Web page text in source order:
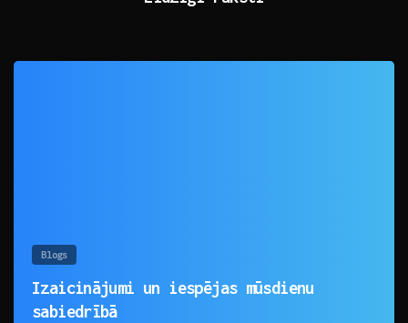
Blogs
Izaicinājumi un iespējas mūsdienu
sabiedrībā